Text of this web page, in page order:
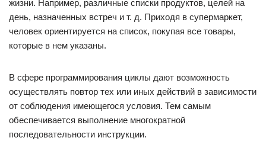
жизни. Например, различные списки продуктов, целей на
день, назначенных встреч и т. д. Приходя в супермаркет,
человек ориентируется на список, покупая все товары,
которые в нем указаны.
В сфере программирования циклы дают возможность
осуществлять повтор тех или иных действий в зависимости
от соблюдения имеющегося условия. Тем самым
обеспечивается выполнение многократной
последовательности инструкции.